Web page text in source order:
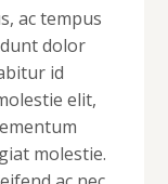
ac tempus
dolor
id
elit,
molestie.